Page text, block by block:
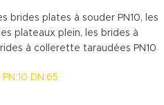
brides plates à souder PN10, les
plateaux plein, les brides à
à collerette taraudées PN10
PN:10 DN:65